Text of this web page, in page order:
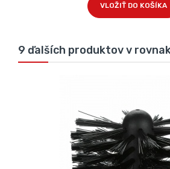
VLOŽIŤ DO KOŠÍKA
9 ďalších produktov v